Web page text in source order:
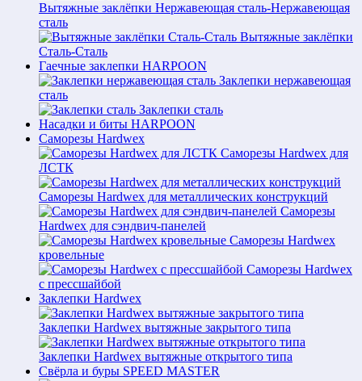
Вытяжные заклёпки Нержавеющая сталь-Нержавеющая
сталь
Вытяжные заклёпки
Сталь-Сталь
Гаечные заклепки HARPOON
Заклепки нержавеющая
сталь
Заклепки сталь
Насадки и биты HARPOON
Саморезы Hardwex
Саморезы Hardwex для
ЛСТК
Саморезы Hardwex для металлических конструкций
Саморезы
Hardwex для сэндвич-панелей
Саморезы Hardwex
кровельные
Саморезы Hardwex
с прессшайбой
Заклепки Hardwex
Заклепки Hardwex вытяжные закрытого типа
Заклепки Hardwex вытяжные открытого типа
Свёрла и буры SPEED MASTER